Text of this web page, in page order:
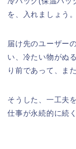
を、入れましょう。
届け先のユーザー
い、冷たい物がぬ
り前であって、ま
そうした、一工夫
仕事が永続的に続